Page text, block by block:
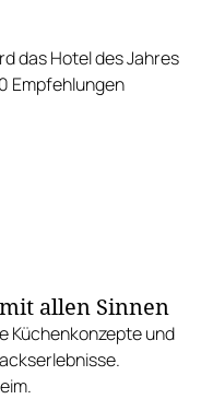
das Hotel des Jahres
Empfehlungen
allen Sinnen
Küchenkonzepte und